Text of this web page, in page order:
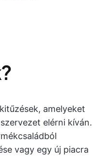
amelyeket
elérni kíván.
vagy egy új piacra